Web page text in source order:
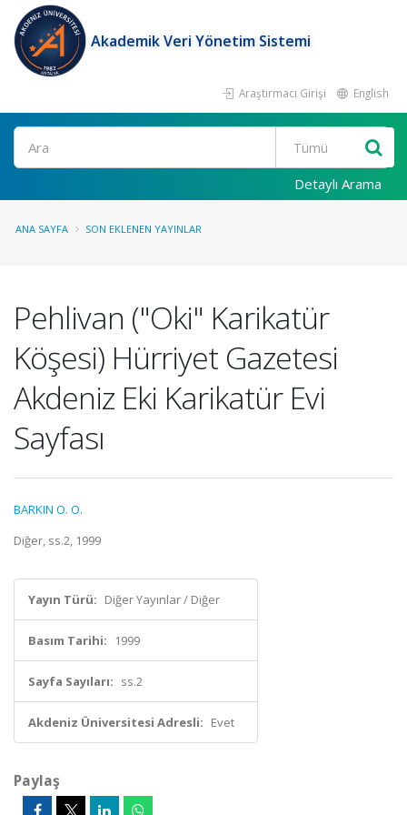
Akademik Veri Yönetim Sistemi
Araştırmacı Girişi English
Ara
Detaylı Arama
ANA SAYFA SON EKLENEN YAYINLAR
Pehlivan ("Oki" Karikatür
Köşesi) Hürriyet Gazetesi
Akdeniz Eki Karikatür Evi
Sayfası
BARKIN O. O.
Diğer, ss.2, 1999
Yayın Türü: Diğer Yayınlar / Diğer
Basım Tarihi: 1999
Sayfa Sayıları: ss.2
Akdeniz Üniversitesi Adresli: Evet
Paylaş